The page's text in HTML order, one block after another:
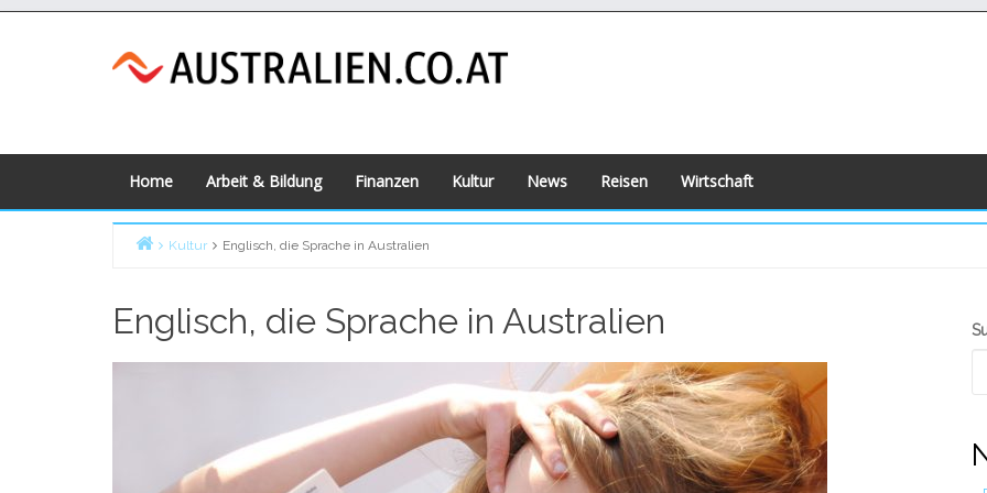
Home Arbeit & Bildung Finanzen Kultur News Reisen Wirtschaft
Kultur Englisch, die Sprache in Australien
Englisch, die Sprache in Australien